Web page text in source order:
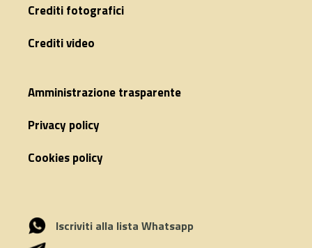
Crediti fotografici
Crediti video
Amministrazione trasparente
Privacy policy
Cookies policy
Iscriviti alla lista Whatsapp